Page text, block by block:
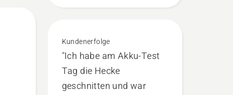
Kundenerfolge
"Ich habe am Akku-Test
Tag die Hecke
geschnitten und war